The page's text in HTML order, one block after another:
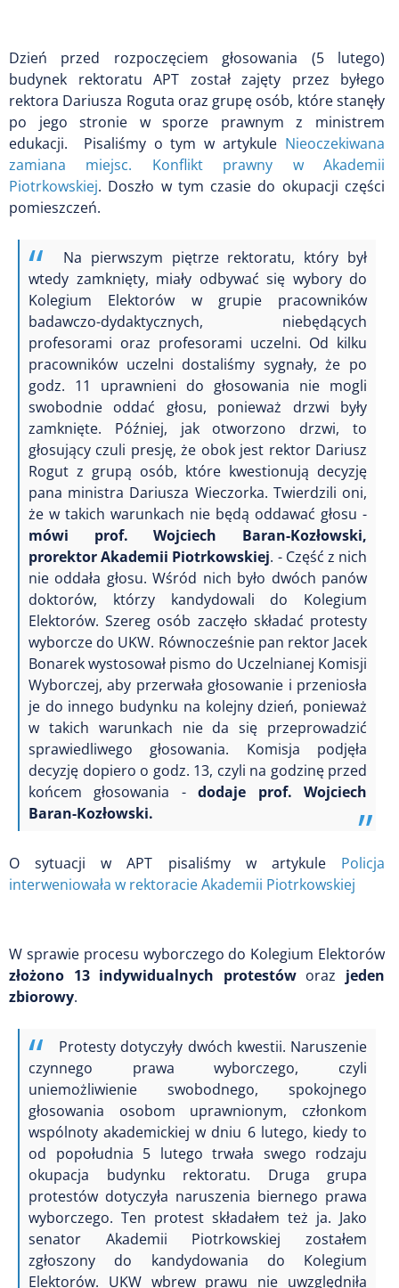
Dzień przed rozpoczęciem głosowania (5 lutego)
budynek rektoratu APT został zajęty przez byłego
rektora Dariusza Roguta oraz grupę osób, które stanęły
po jego stronie w sporze prawnym z ministrem
edukacji.
Pisaliśmy o tym w artykule Nieoczekiwana
zamiana miejsc. Konflikt prawny w Akademii
Piotrkowskiej. Doszło w tym czasie do okupacji części
pomieszczeń.
Na pierwszym piętrze rektoratu, który był
wtedy zamknięty, miały odbywać się wybory do
Kolegium Elektorów w grupie pracowników
badawczo-dydaktycznych, niebędących
profesorami oraz profesorami uczelni. Od kilku
pracowników uczelni dostaliśmy sygnały, że po
godz. 11 uprawnieni do głosowania nie mogli
swobodnie oddać głosu, ponieważ drzwi były
zamknięte. Później, jak otworzono drzwi, to
głosujący czuli presję, że obok jest rektor Dariusz
Rogut z grupą osób, które kwestionują decyzję
pana ministra Dariusza Wieczorka. Twierdzili oni,
że w takich warunkach nie będą oddawać głosu -
mówi prof. Wojciech Baran-Kozłowski,
prorektor Akademii Piotrkowskiej. - Część z nich
nie oddała głosu. Wśród nich było dwóch panów
doktorów, którzy kandydowali do Kolegium
Elektorów. Szereg osób zaczęło składać protesty
wyborcze do UKW. Równocześnie pan rektor Jacek
Bonarek wystosował pismo do Uczelnianej Komisji
Wyborczej, aby przerwała głosowanie i przeniosła
je do innego budynku na kolejny dzień, ponieważ
w takich warunkach nie da się przeprowadzić
sprawiedliwego głosowania. Komisja podjęła
decyzję dopiero o godz. 13, czyli na godzinę przed
końcem głosowania -dodaje prof. Wojciech
Baran-Kozłowski.
O sytuacji w APT pisaliśmy w artykule Policja
interweniowała w rektoracie Akademii Piotrkowskiej
W sprawie procesu wyborczego do Kolegium Elektorów
złożono 13 indywidualnych protestóworaz jeden
zbiorowy.
Protesty dotyczyły dwóch kwestii. Naruszenie
czynnego prawa wyborczego, czyli
uniemożliwienie swobodnego, spokojnego
głosowania osobom uprawnionym, członkom
wspólnoty akademickiej w dniu 6 lutego, kiedy to
od popołudnia 5 lutego trwała swego rodzaju
okupacja budynku rektoratu. Druga grupa
protestów dotyczyła naruszenia biernego prawa
wyborczego. Ten protest składałem też ja. Jako
senator Akademii Piotrkowskiej zostałem
zgłoszony do kandydowania do Kolegium
Elektorów. UKW wbrew prawu nie uwzględniła